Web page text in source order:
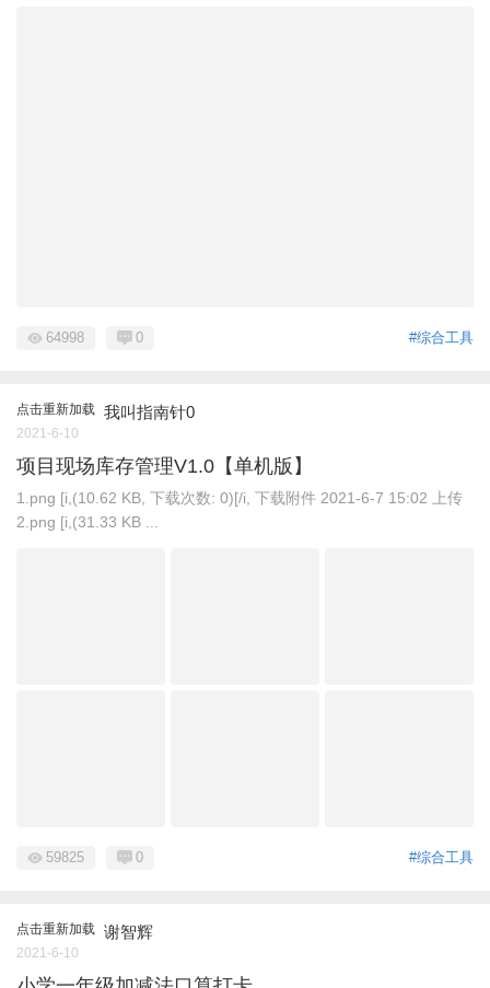
#综合工具
64998 0
点击重新加载 我叫指南针0
2021-6-10
项目现场库存管理V1.0【单机版】
1.png [i,(10.62 KB, 下载次数: 0)[/i, 下载附件 2021-6-7 15:02 上传
2.png [i,(31.33 KB ...
#综合工具
59825 0
点击重新加载 谢智辉
2021-6-10